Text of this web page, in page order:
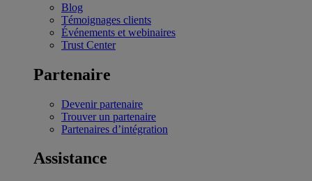
Blog
Témoignages clients
Événements et webinaires
Trust Center
Partenaire
Devenir partenaire
Trouver un partenaire
Partenaires d’intégration
Assistance